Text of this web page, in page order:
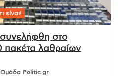
είναι!
στο
πακέτα λαθραίων
Ομάδα Politic.gr